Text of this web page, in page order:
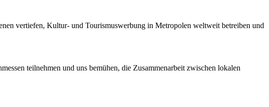
vertiefen, Kultur- und Tourismuswerbung in Metropolen weltweit betreiben und
teilnehmen und uns bemühen, die Zusammenarbeit zwischen lokalen